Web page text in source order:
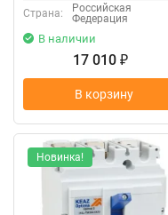
Страна:
Российская
Федерация
В наличии
17 010 ₽
В корзину
Новинка!